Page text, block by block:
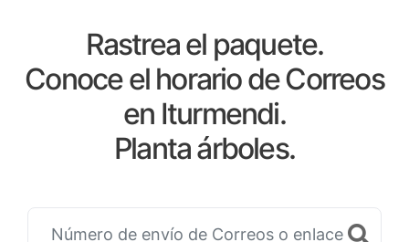
Rastrea el paquete.
Conoce el horario de Correos
en Iturmendi.
Planta árboles.